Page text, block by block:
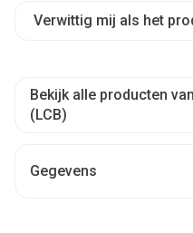
Verwittig mij als het
Bekijk alle producten
(LCB)
Gegevens